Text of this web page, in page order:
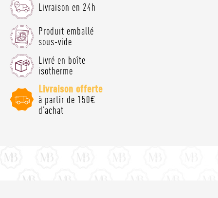
Livraison en 24h
Produit emballé
sous-vide
Livré en boîte
isotherme
Livraison offerte
à partir de 150€
d’achat